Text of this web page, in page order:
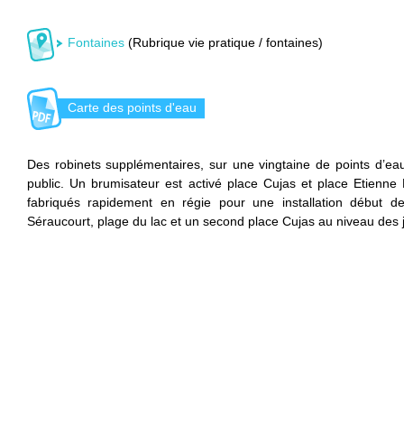
Fontaines (Rubrique vie pratique / fontaines)
Carte des points d'eau
Des robinets supplémentaires, sur une vingtaine de points
public. Un brumisateur est activé place Cujas et place
fabriqués rapidement en régie pour une installation début
Séraucourt, plage du lac et un second place Cujas au niveau des